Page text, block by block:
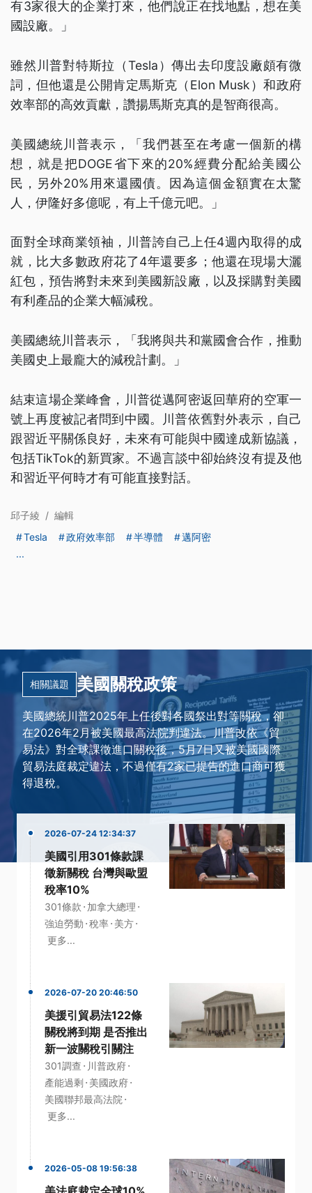
有3家很大的企業打來，他們說正在找地點，想在美
國設廠。」
雖然川普對特斯拉（Tesla）傳出去印度設廠頗有微
詞，但他還是公開肯定馬斯克（Elon Musk）和政府
效率部的高效貢獻，讚揚馬斯克真的是智商很高。
美國總統川普表示，「我們甚至在考慮一個新的構
想，就是把DOGE省下來的20%經費分配給美國公
民，另外20%用來還國債。因為這個金額實在太驚
人，伊隆好多億呢，有上千億元吧。」
面對全球商業領袖，川普誇自己上任4週內取得的成
就，比大多數政府花了4年還要多；他還在現場大灑
紅包，預告將對未來到美國新設廠，以及採購對美國
有利產品的企業大幅減稅。
美國總統川普表示，「我將與共和黨國會合作，推動
美國史上最龐大的減稅計劃。」
結束這場企業峰會，川普從邁阿密返回華府的空軍一
號上再度被記者問到中國。川普依舊對外表示，自己
跟習近平關係良好，未來有可能與中國達成新協議，
包括TikTok的新買家。不過言談中卻始終沒有提及他
和習近平何時才有可能直接對話。
邱子綾 / 編輯
Tesla
政府效率部 半導體
邁阿密
...
相關議題 美國關稅政策
美國總統川普2025年上任後對各國祭出對等關稅，卻
在2026年2月被美國最高法院判違法。川普改依《貿
易法》對全球課徵進口關稅後，5月7日又被美國國際
貿易法庭裁定違法，不過僅有2家已提告的進口商可獲
得退稅。
2026-07-24 12:34:37
美國引用301條款課
徵新關稅 台灣與歐盟
稅率10%
301條款 · 加拿大總理 ·
強迫勞動 ·稅率· 美方·
更多...
2026-07-20 20:46:50
美援引貿易法122條
關稅將到期 是否推出
新一波關稅引關注
301調查 · 川普政府·
產能過剩 · 美國政府·
美國聯邦最高法院 ·
更多...
2026-05-08 19:56:38